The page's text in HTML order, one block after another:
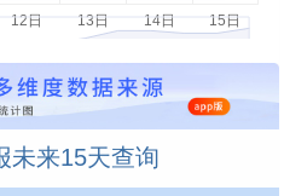
未来15天查询